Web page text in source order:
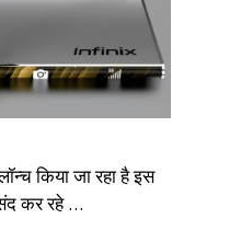
किया जा रहा है इस
कर रहे …